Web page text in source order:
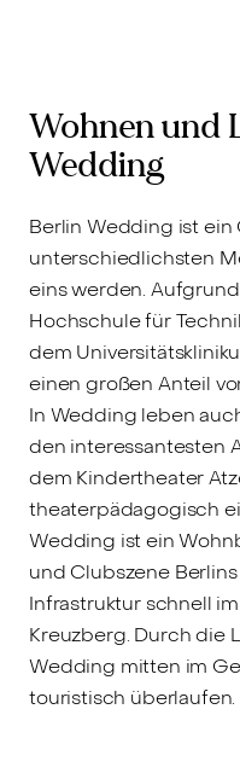
Wohnen und
Wedding
Berlin Wedding ist ein
unterschiedlichsten
eins werden.
Hochschule für
dem
einen großen Anteil
In Wedding leben
den interessantesten
dem Kindertheater
theaterpädagogisch
Wedding ist ein
und Clubszene
Infrastruktur schnell
Kreuzberg. Durch die
Wedding mitten im
touristisch überlaufen.